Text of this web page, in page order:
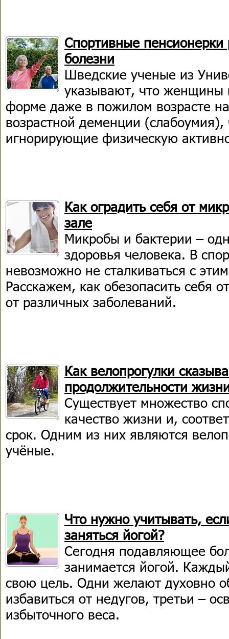
Спортивные пенсионерки
болезни
Шведские ученые из
указывают, что женщины
форме даже в пожилом возрасте
возрастной деменции
игнорирующие физическую
Как оградить себя от
зале
Микробы и бактерии –
здоровья человека. В
невозможно не сталкиваться с
Расскажем, как обезопасить себя
от различных заболеваний.
Как велопрогулки
продолжительности
Существует множество
качество жизни и,
срок. Одним из них являются
учёные.
Что нужно учитывать,
заняться йогой?
Сегодня подавляющее
занимается йогой.
свою цель. Одни желают духовно
избавиться от недугов, третьи –
избыточного веса.